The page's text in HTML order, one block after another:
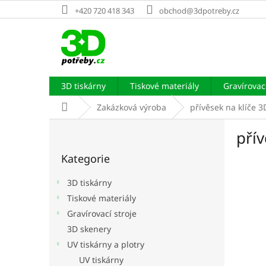
na
+420 720 418 343 obchod@3dpotreby.cz
3D tiskárny Tiskové materiály
Domů Zakázková výroba přívěsek na klíče
kategorie
Kategorie
3D tiskárny
Tiskové materiály
Gravírovací stroje
3D skenery
UV tiskárny a plotry
UV tiskárny